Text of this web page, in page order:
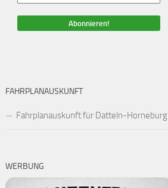
FAHRPLANAUSKUNFT
Fahrplanauskunft für Datteln-Horneburg
WERBUNG